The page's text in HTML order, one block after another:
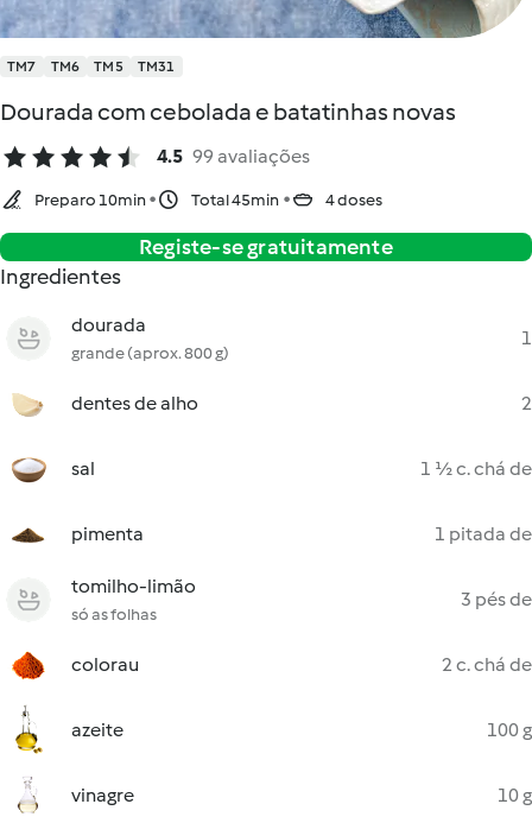
TM7 TM6 TM5 TM31
Dourada com cebolada e batatinhas novas
4.5 99 avaliações
Preparo 10min Total 45min 4 doses
Registe-se gratuitamente
Ingredientes
dourada
grande (aprox. 800 g)
1
dentes de alho 2
sal 1 ½ c. chá de
pimenta 1 pitada de
tomilho-limão
só as folhas
3 pés de
colorau 2 c. chá de
azeite 100 g
vinagre 10 g